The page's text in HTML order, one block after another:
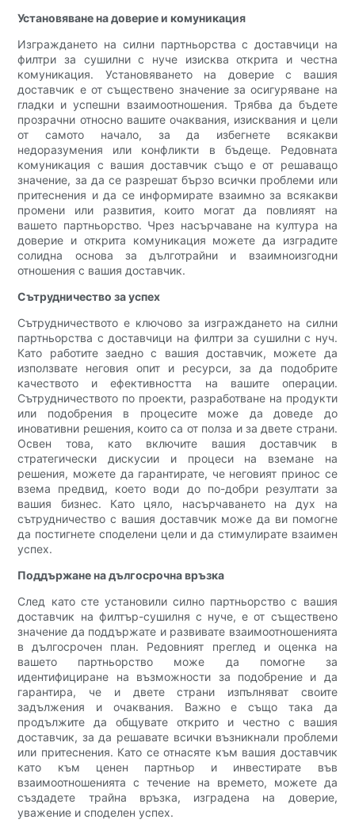
Установяване на доверие и комуникация
Изграждането на силни партньорства с доставчици на
филтри за сушилни с нуче изисква открита и честна
комуникация. Установяването на доверие с вашия
доставчик е от съществено значение за осигуряване на
гладки и успешни взаимоотношения. Трябва да бъдете
прозрачни относно вашите очаквания, изисквания и цели
от самото начало, за да избегнете всякакви
недоразумения или конфликти в бъдеще. Редовната
комуникация с вашия доставчик също е от решаващо
значение, за да се разрешат бързо всички проблеми или
притеснения и да се информирате взаимно за всякакви
промени или развития, които могат да повлияят на
вашето партньорство. Чрез насърчаване на култура на
доверие и открита комуникация можете да изградите
солидна основа за дълготрайни и взаимноизгодни
отношения с вашия доставчик.
Сътрудничество за успех
Сътрудничеството е ключово за изграждането на силни
партньорства с доставчици на филтри за сушилни с нуч.
Като работите заедно с вашия доставчик, можете да
използвате неговия опит и ресурси, за да подобрите
качеството и ефективността на вашите операции.
Сътрудничеството по проекти, разработване на продукти
или подобрения в процесите може да доведе до
иновативни решения, които са от полза и за двете страни.
Освен това, като включите вашия доставчик в
стратегически дискусии и процеси на вземане на
решения, можете да гарантирате, че неговият принос се
взема предвид, което води до по-добри резултати за
вашия бизнес. Като цяло, насърчаването на дух на
сътрудничество с вашия доставчик може да ви помогне
да постигнете споделени цели и да стимулирате взаимен
успех.
Поддържане на дългосрочна връзка
След като сте установили силно партньорство с вашия
доставчик на филтър-сушилня с нуче, е от съществено
значение да поддържате и развивате взаимоотношенията
в дългосрочен план. Редовният преглед и оценка на
вашето партньорство може да помогне за
идентифициране на възможности за подобрение и да
гарантира, че и двете страни изпълняват своите
задължения и очаквания. Важно е също така да
продължите да общувате открито и честно с вашия
доставчик, за да решавате всички възникнали проблеми
или притеснения. Като се отнасяте към вашия доставчик
като към ценен партньор и инвестирате във
взаимоотношенията с течение на времето, можете да
създадете трайна връзка, изградена на доверие,
уважение и споделен успех.